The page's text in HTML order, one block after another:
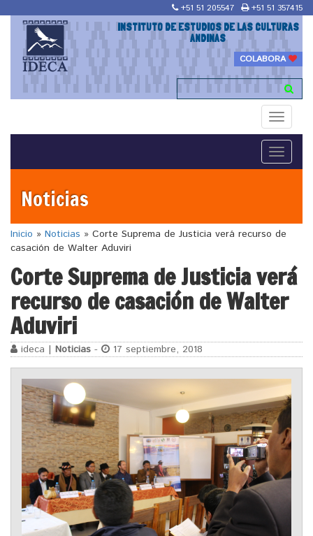
+51 51 205547 +51 51 357415
INSTITUTO DE ESTUDIOS DE LAS CULTURAS
ANDINAS
COLABORA
Toggle
Toggle
Noticias
Inicio » Noticias » Corte Suprema de Justicia verá recurso de
casación de Walter Aduviri
Corte Suprema de Justicia verá
recurso de casación de Walter
Aduviri
ideca | Noticias - 17 septiembre, 2018